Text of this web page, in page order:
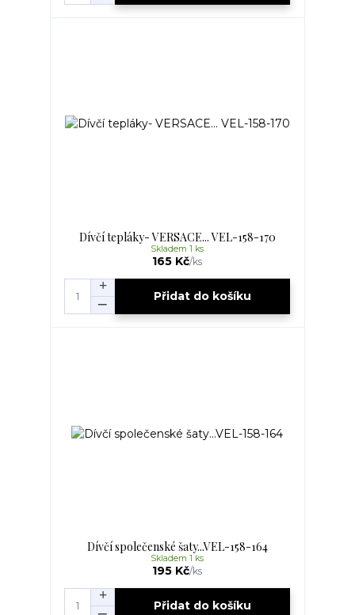
Dívčí tepláky- VERSACE... VEL-158-170
165 Kč/ks
Skladem 1 ks
Přidat do košíku
Dívčí společenské šaty...VEL-158-164
195 Kč/ks
Skladem 1 ks
Přidat do košíku